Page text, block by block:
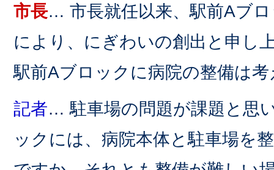
市長… 市長就任以来、駅前Aブ
により、にぎわいの創出と申し
駅前Aブロックに病院の整備は
記者… 駐車場の問題が課題と思
ックには、病院本体と駐車場を